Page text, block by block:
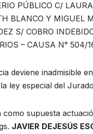
PÚBLICO C/ LAURA
BLANCO Y MIGUEL
S/ COBRO
– CAUSA N° 504/
deviene inadmisible
ley especial del
como supuesta
JAVIER DEJESÚS